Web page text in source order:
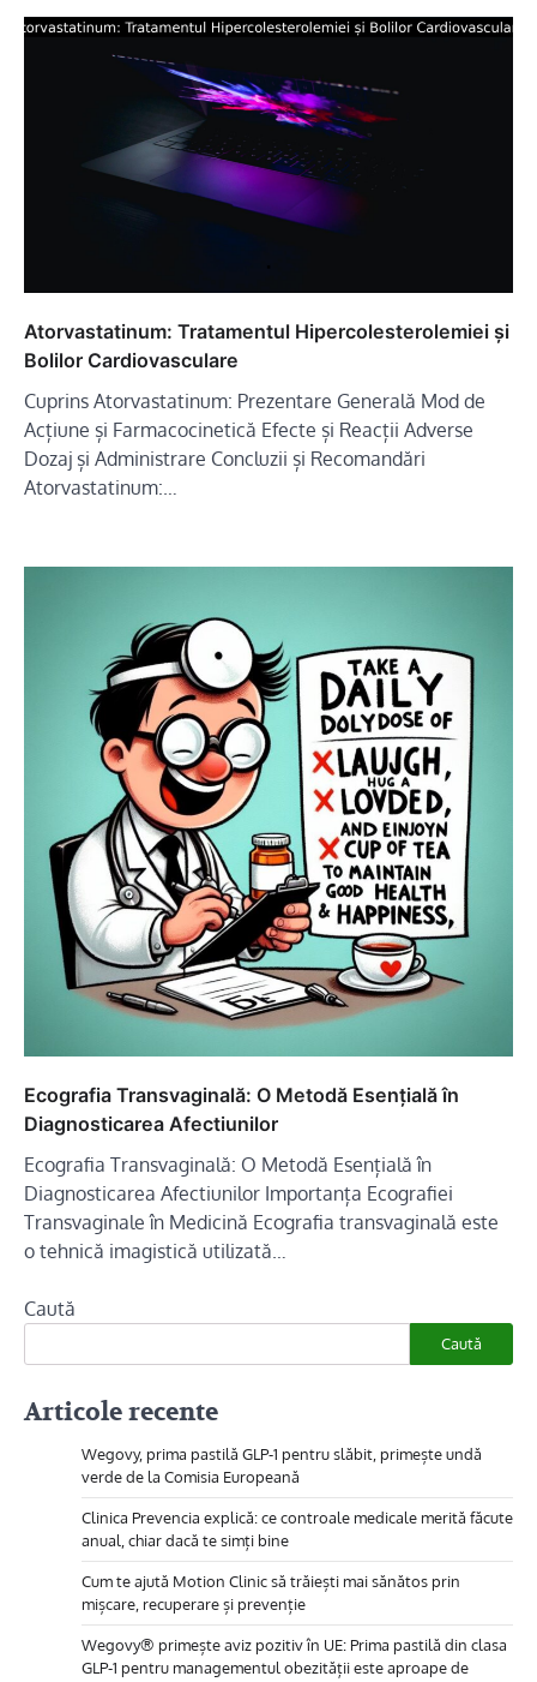
Atorvastatinum: Tratamentul Hipercolesterolemiei și
Bolilor Cardiovasculare
Cuprins Atorvastatinum: Prezentare Generală Mod de
Acțiune și Farmacocinetică Efecte și Reacții Adverse
Dozaj și Administrare Concluzii și Recomandări
Atorvastatinum:…
Ecografia Transvaginală: O Metodă Esențială în
Diagnosticarea Afectiunilor
Ecografia Transvaginală: O Metodă Esențială în
Diagnosticarea Afectiunilor Importanța Ecografiei
Transvaginale în Medicină Ecografia transvaginală este
o tehnică imagistică utilizată…
Caută
Caută
Articole recente
Wegovy, prima pastilă GLP-1 pentru slăbit, primește undă
verde de la Comisia Europeană
Clinica Prevencia explică: ce controale medicale merită făcute
anual, chiar dacă te simți bine
Cum te ajută Motion Clinic să trăiești mai sănătos prin
mișcare, recuperare și prevenție
Wegovy® primește aviz pozitiv în UE: Prima pastilă din clasa
GLP-1 pentru managementul obezității este aproape de